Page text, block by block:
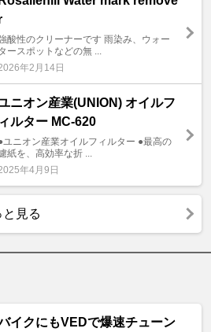
酸性のクリーナーです 雨染み、ウォー
ースポットなどの無 ...
年2月14日
ニオン産業(UNION) オイルフ
ィルター MC-620
ユニオン産業オイルフィルター ●最高の
紙を、高効率な折 ...
年4月9日
見る
イクにもVEDで爆速チューン